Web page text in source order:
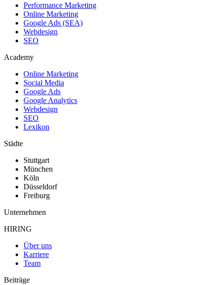
Performance Marketing
Online Marketing
Google Ads (SEA)
Webdesign
SEO
Academy
Online Marketing
Social Media
Google Ads
Google Analytics
Webdesign
SEO
Lexikon
Städte
Stuttgart
München
Köln
Düsseldorf
Freiburg
Unternehmen
HIRING
Über uns
Karriere
Team
Beiträge